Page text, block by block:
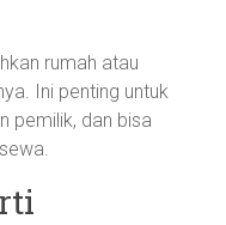
rumah atau
Ini penting untuk
pemilik, dan bisa